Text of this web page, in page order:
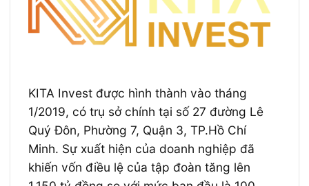
KITA Invest được hình thành vào tháng
1/2019, có trụ sở chính tại số 27 đường Lê
Quý Đôn, Phường 7, Quận 3, TP.Hồ Chí
Minh. Sự xuất hiện của doanh nghiệp đã
khiến vốn điều lệ của tập đoàn tăng lên